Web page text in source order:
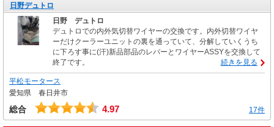
日野デュトロ
日野 デュトロ
デュトロでの内外気切替ワイヤーの交換です。内外切替ワイヤ
ーだけクーラーユニットの裏を通っていて、分解していくうち
に下ろす事に(汗)新品部品のレバーとワイヤーASSYを交換して
終了です。
続きを見る
平松モータース
愛知県 春日井市
総合 4.97 17件